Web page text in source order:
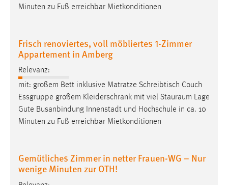
Minuten zu Fuß erreichbar Mietkonditionen
Frisch renoviertes, voll möbliertes 1-Zimmer
Appartement in Amberg
Relevanz:
mit: großem Bett inklusive Matratze Schreibtisch Couch
Essgruppe großem Kleiderschrank mit viel Stauraum Lage
Gute Busanbindung Innenstadt und Hochschule in ca. 10
Minuten zu Fuß erreichbar Mietkonditionen
Gemütliches Zimmer in netter Frauen-WG – Nur
wenige Minuten zur OTH!
Marketing Cookies werden von Drittanbietern
verwendet, um personalisierte Werbung anzuzeigen.
Sie tun dies, indem sie Besucher über Websites
hinweg verfolgen.
Google Ads
Name:
Anbieter:
Google Ireland Limited